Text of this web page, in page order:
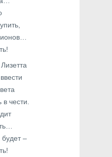
чести.
–